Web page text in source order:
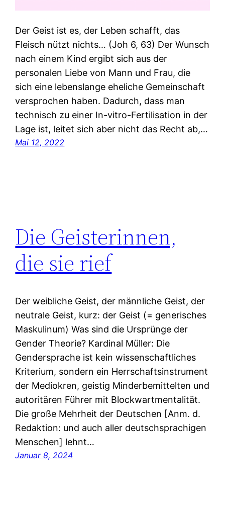
Der Geist ist es, der Leben schafft, das
Fleisch nützt nichts… (Joh 6, 63) Der Wunsch
nach einem Kind ergibt sich aus der
personalen Liebe von Mann und Frau, die
sich eine lebenslange eheliche Gemeinschaft
versprochen haben. Dadurch, dass man
technisch zu einer In-vitro-Fertilisation in der
Lage ist, leitet sich aber nicht das Recht ab,…
Mai 12, 2022
Die Geisterinnen,
die sie rief
Der weibliche Geist, der männliche Geist, der
neutrale Geist, kurz: der Geist (= generisches
Maskulinum) Was sind die Ursprünge der
Gender Theorie? Kardinal Müller: Die
Gendersprache ist kein wissenschaftliches
Kriterium, sondern ein Herrschaftsinstrument
der Mediokren, geistig Minderbemittelten und
autoritären Führer mit Blockwartmentalität.
Die große Mehrheit der Deutschen [Anm. d.
Redaktion: und auch aller deutschsprachigen
Menschen] lehnt…
Januar 8, 2024